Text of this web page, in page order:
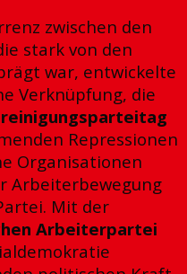
zwischen den
stark von den
war, entwickelte
Verknüpfung, die
Repressionen
Organisationen
Arbeiterbewegung
Mit der
Arbeiterpartei